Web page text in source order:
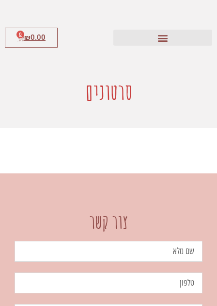
₪0.00
0
סרטונים
צור קשר